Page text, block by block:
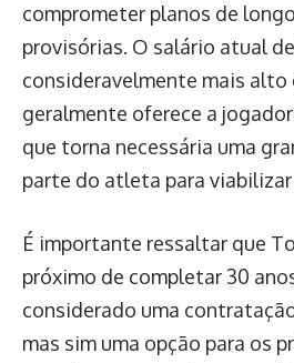
comprometer planos de
provisórias. O salário atual
consideravelmente mais alto
geralmente oferece a
que torna necessária uma
parte do atleta para viabilizar
É importante ressaltar que
próximo de completar 30
considerado uma
mas sim uma opção para os